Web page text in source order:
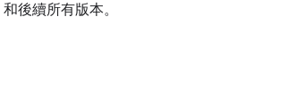
和後續所有版本。